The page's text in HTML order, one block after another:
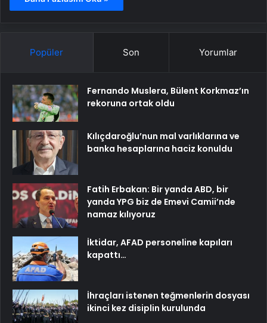
Popüler Son Yorumlar
Fernando Muslera, Bülent Korkmaz’ın
rekoruna ortak oldu
Kılıçdaroğlu’nun mal varlıklarına ve
banka hesaplarına haciz konuldu
Fatih Erbakan: Bir yanda ABD, bir
yanda YPG biz de Emevi Camii’nde
namaz kılıyoruz
İktidar, AFAD personeline kapıları
kapattı…
İhraçları istenen teğmenlerin dosyası
ikinci kez disiplin kurulunda